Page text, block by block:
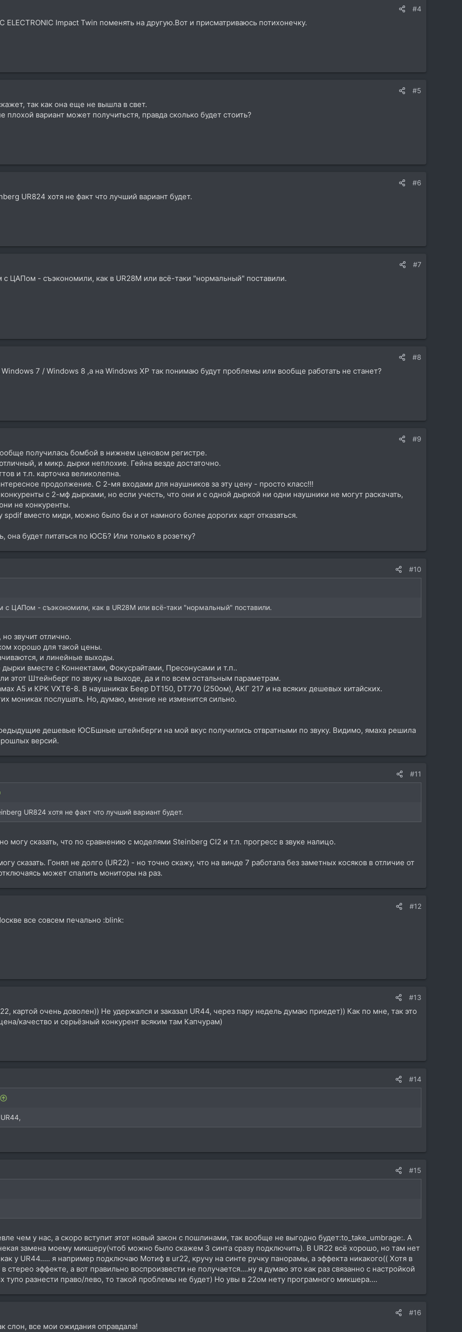
#4
ELECTRONIC Impact Twin поменять на другую.Вот и присматриваюсь потихонечку.
#5
так как она еще не вышла в свет.
плохой вариант может получитьстя, правда сколько будет стоить?
#6
UR824 хотя не факт что лучший вариант будет.
#7
ЦАПом - съэкономили, как в UR28M или всё-таки "нормальный" поставили.
#8
7 / Windows 8 ,а на Windows XP так понимаю будут проблемы или вообще работать не станет?
#9
получилась бомбой в нижнем ценовом регистре.
и микр. дырки неплохие. Гейна везде достаточно.
и т.п. карточка великолепна.
продолжение. С 2-мя входами для наушников за эту цену - просто класс!!!
с 2-мф дырками, но если учесть, что они и с одной дыркой ни одни наушники не могут раскачать,
не конкуренты.
spdif вместо миди, можно было бы и от намного более дорогих карт отказаться.
она будет питаться по ЮСБ? Или только в розетку?
#10
с ЦАПом - съэкономили, как в UR28M или всё-таки "нормальный" поставили.
звучит отлично.
хорошо для такой цены.
и линейные выходы.
дырки вместе с Коннектами, Фокусрайтами, Пресонусами и т.п..
этот Штейнберг по звуку на выходе, да и по всем остальным параметрам.
А5 и КРК VXT6-8. В наушниках Беер DT150, DT770 (250ом), АКГ 217 и на всяких дешевых китайских.
мониках послушать. Но, думаю, мнение не изменится сильно.
дешевые ЮСБшные штейнберги на мой вкус получились отвратными по звуку. Видимо, ямаха решила
версий.
#11
UR824 хотя не факт что лучший вариант будет.
могу сказать, что по сравнению с моделями Steinberg CI2 и т.п. прогресс в звуке налицо.
сказать. Гонял не долго (UR22) - но точно скажу, что на винде 7 работала без заметных косяков в отличие от
может спалить мониторы на раз.
#12
все совсем печально :blink:
#13
картой очень доволен)) Не удержался и заказал UR44, через пару недель думаю приедет)) Как по мне, так это
качество и серьёзный конкурент всяким там Капчурам)
#14
#15
чем у нас, а скоро вступит этот новый закон с пошлинами, так вообще не выгодно будет:to_take_umbrage:. А
замена моему микшеру(чтоб можно было скажем 3 синта сразу подключить). В UR22 всё хорошо, но там нет
у UR44..... я например подключаю Мотиф в ur22, кручу на синте ручку панорамы, а эффекта никакого(( Хотя в
стерео эффекте, а вот правильно воспроизвести не получается....ну я думаю это как раз связанно с настройкой
тупо разнести право/лево, то такой проблемы не будет) Но увы в 22ом нету програмного микшера....
#16
слон, все мои ожидания оправдала!